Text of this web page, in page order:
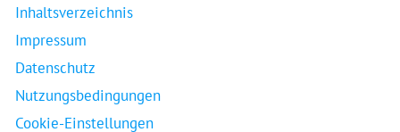
Inhaltsverzeichnis
Impressum
Datenschutz
Nutzungsbedingungen
Cookie-Einstellungen